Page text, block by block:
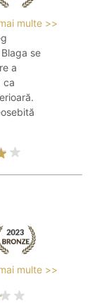
multe >>
se
a
ca
multe >>